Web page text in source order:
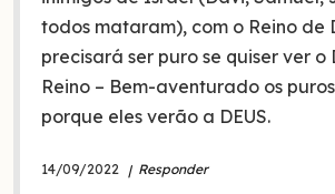
todos mataram), com o Reino de
precisará ser puro se quiser ver o
Reino – Bem-aventurado os
porque eles verão a DEUS.
14/09/2022 Responder